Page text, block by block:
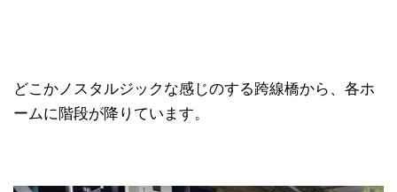
どこかノスタルジックな感じのする跨線橋から、各ホ
ームに階段が降りています。